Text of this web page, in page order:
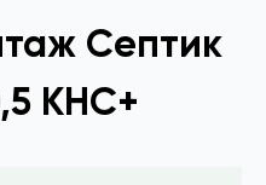
Септик
КНС+